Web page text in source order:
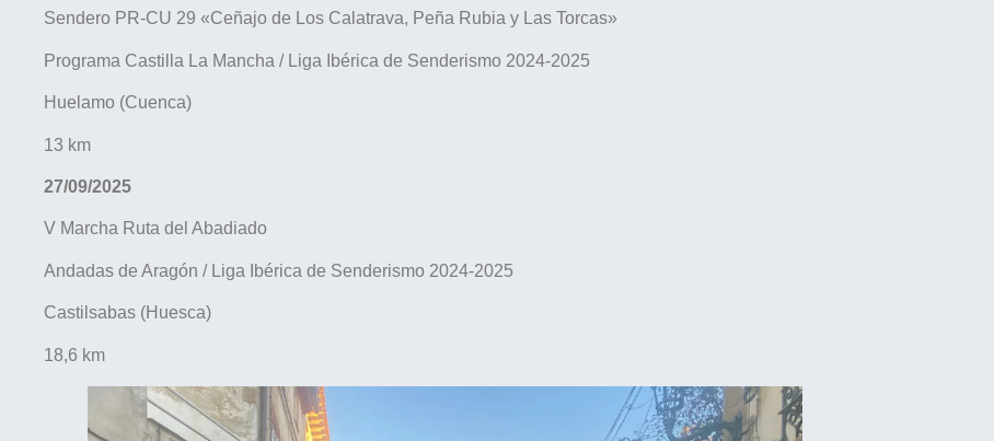
Sendero PR-CU 29 «Ceñajo de Los Calatrava, Peña Rubia y Las Torcas»
Programa Castilla La Mancha / Liga Ibérica de Senderismo 2024-2025
Huelamo (Cuenca)
13 km
27/09/2025
V Marcha Ruta del Abadiado
Andadas de Aragón / Liga Ibérica de Senderismo 2024-2025
Castilsabas (Huesca)
18,6 km